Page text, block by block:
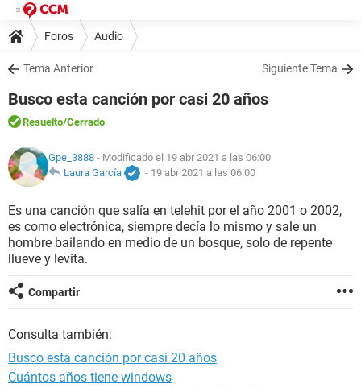
Foros Audio
Tema Anterior Siguiente Tema
Busco esta canción por casi 20 años
Resuelto/Cerrado
Gpe_3888 - Modificado el 19 abr 2021 a las 06:00
Laura García
- 19 abr 2021 a las 06:00
Es una canción que salía en telehit por el año 2001 o 2002,
es como electrónica, siempre decía lo mismo y sale un
hombre bailando en medio de un bosque, solo de repente
llueve y levita.
Compartir
Consulta también:
Busco esta canción por casi 20 años
Cuántos años tiene windows